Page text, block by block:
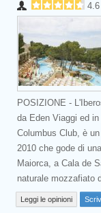
4.6
POSIZIONE -
da Eden Viaggi ed
Columbus Club, è
2010 che gode di
Maiorca, a Cala de
naturale mozzafiato
Leggi le opinioni